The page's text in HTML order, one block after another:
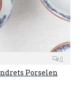
0
Porselen